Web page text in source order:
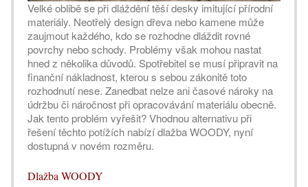
Velké oblibě se při dláždění těší desky imitující přírodní
materiály. Neotřelý design dřeva nebo kamene může
zaujmout každého, kdo se rozhodne dláždit rovné
povrchy nebo schody. Problémy však mohou nastat
hned z několika důvodů. Spotřebitel se musí připravit na
finanční nákladnost, kterou s sebou zákonitě toto
rozhodnutí nese. Zanedbat nelze ani časové nároky na
údržbu či náročnost při opracovávání materiálu obecně.
Jak tento problém vyřešit? Vhodnou alternativu při
řešení těchto potížích nabízí dlažba WOODY, nyní
dostupná v novém rozměru.
Dlažba WOODY